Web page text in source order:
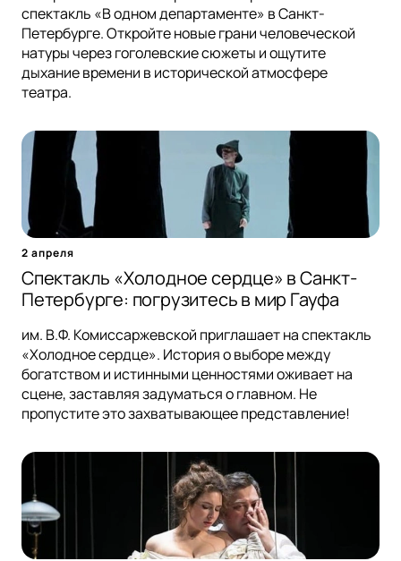
спектакль «В одном департаменте» в Санкт-
Петербурге. Откройте новые грани человеческой
натуры через гоголевские сюжеты и ощутите
дыхание времени в исторической атмосфере
театра.
2 апреля
Спектакль «Холодное сердце» в Санкт-
Петербурге: погрузитесь в мир Гауфа
им. В.Ф. Комиссаржевской приглашает на спектакль
«Холодное сердце». История о выборе между
богатством и истинными ценностями оживает на
сцене, заставляя задуматься о главном. Не
пропустите это захватывающее представление!